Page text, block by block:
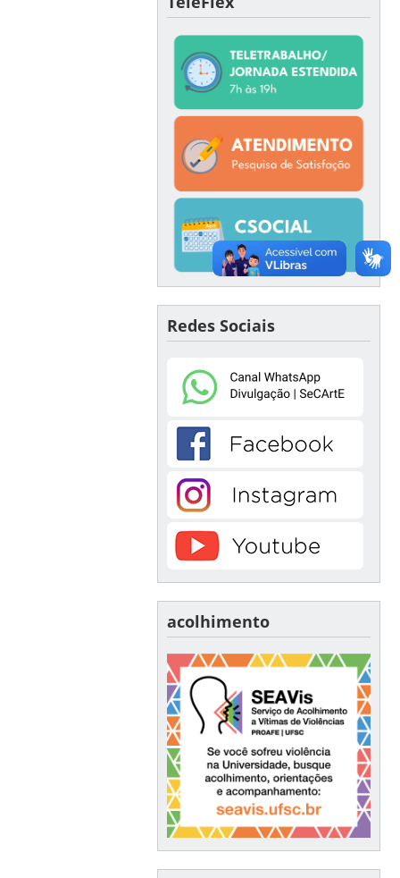
Redes Sociais
acolhimento